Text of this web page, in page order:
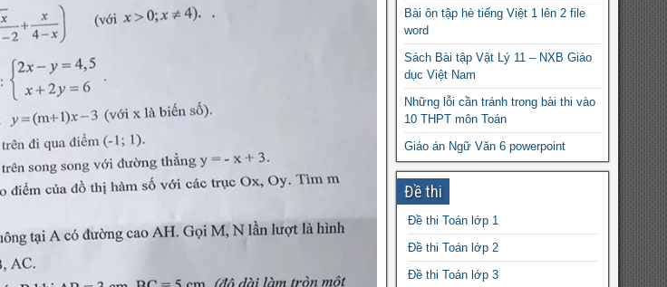
Bài ôn tập hè tiếng Việt 1 lên 2 file
word
Sách Bài tập Vật Lý 11 – NXB Giáo
dục Việt Nam
Những lỗi cần tránh trong bài thi vào
10 THPT môn Toán
Giáo án Ngữ Văn 6 powerpoint
Bài tập Tiếng Anh 6 – Vũ Thị
Phượng (có file word)
Áp lực là gì? Đơn vị của áp lực,
Công thức tính áp lực
Ôn luyện tiếng Anh 9 – Mai Lan
Hương
Đề thi
Đề thi Toán lớp 1
Đề thi Toán lớp 2
Đề thi Toán lớp 3